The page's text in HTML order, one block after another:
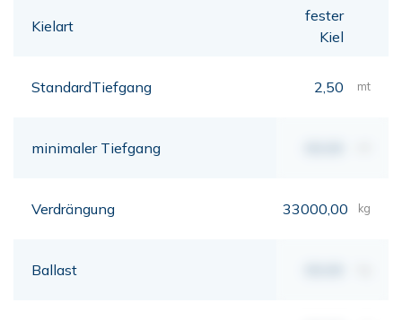
Kielart
fester
Kiel
StandardTiefgang 2,50 mt
minimaler Tiefgang
Verdrängung 33000,00 kg
Ballast